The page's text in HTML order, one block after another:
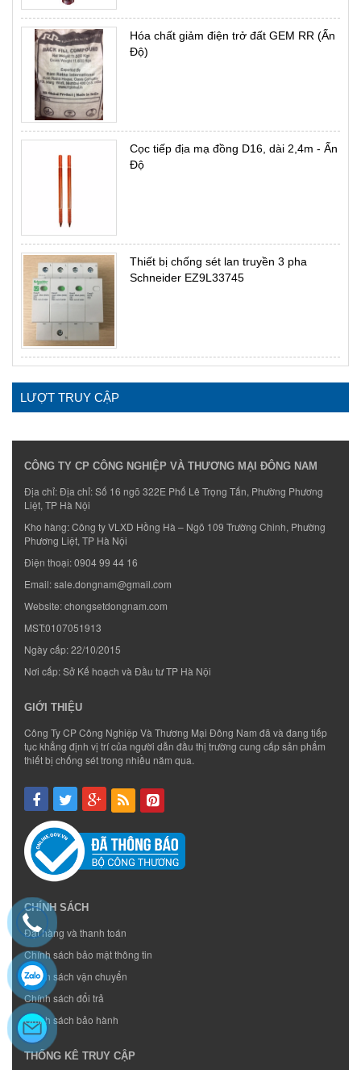
Hóa chất giảm điện trở đất GEM RR (Ấn
Độ)
Cọc tiếp địa mạ đồng D16, dài 2,4m - Ấn
Độ
Thiết bị chống sét lan truyền 3 pha
Schneider EZ9L33745
LƯỢT TRUY CẬP
CÔNG TY CP CÔNG NGHIỆP VÀ THƯƠNG MẠI ĐÔNG NAM
Địa chỉ: Địa chỉ: Số 16 ngõ 322E Phố Lê Trọng Tấn, Phường Phương
Liệt, TP Hà Nội
Kho hàng: Công ty VLXD Hồng Hà – Ngõ 109 Trường Chinh, Phường
Phương Liệt, TP Hà Nội
Điện thoại:0904 99 44 16
Email:sale.dongnam@gmail.com
Website:chongsetdongnam.com
MST:0107051913
Ngày cấp: 22/10/2015
Nơi cấp: Sở Kế hoạch và Đầu tư TP Hà Nội
GIỚI THIỆU
Công Ty CP Công Nghiệp Và Thương Mại Đông Nam đã và đang tiếp
tục khẳng định vị trí của người dẫn đầu thị trường cung cấp sản phẩm
thiết bị chống sét trong nhiều năm qua.
CHÍNH SÁCH
Đặt hàng và thanh toán
Chính sách bảo mật thông tin
Chính sách vận chuyển
Chính sách đổi trả
Chính sách bảo hành
THỐNG KÊ TRUY CẬP